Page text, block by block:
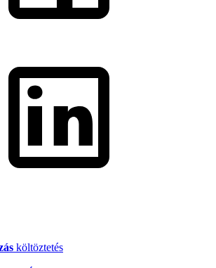
költöztetés